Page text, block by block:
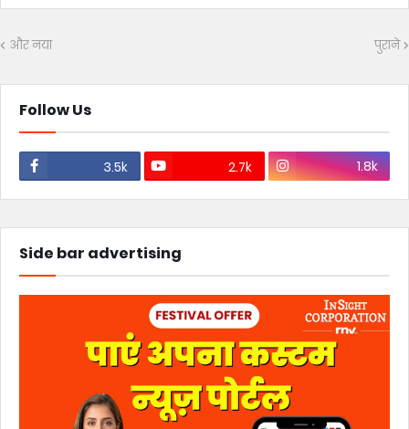
और नया पुराने
Follow Us
3.5k 2.7k 1.8k
Side bar advertising